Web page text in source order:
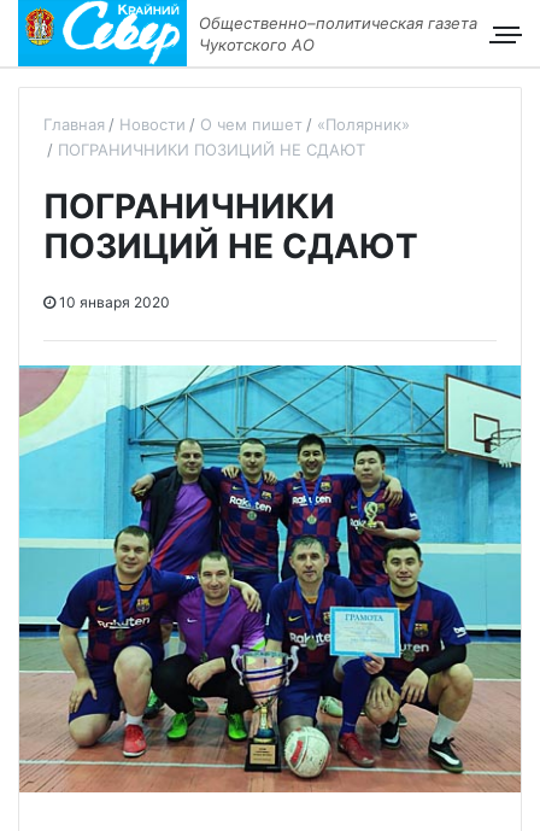
Общественно–политическая газета
Чукотского АО
Главная Новости О чем пишет
«Полярник»
ПОГРАНИЧНИКИ ПОЗИЦИЙ НЕ СДАЮТ
ПОГРАНИЧНИКИ
ПОЗИЦИЙ НЕ СДАЮТ
10 января 2020